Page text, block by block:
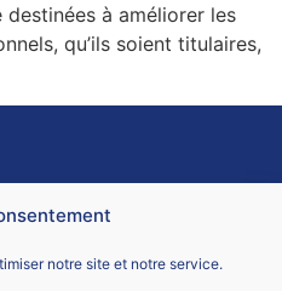
notre site et notre service.
destinées à améliorer les
qu’ils soient titulaires,